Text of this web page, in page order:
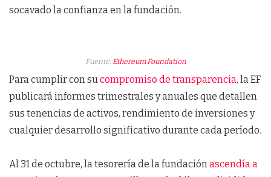
socavado la confianza en la fundación.
Fuente:Ethereum Foundation
Para cumplir con sucompromiso de transparencia, la EF
publicará informes trimestrales y anuales que detallen
sus tenencias de activos, rendimiento de inversiones y
cualquier desarrollo significativo durante cada período.
Al 31 de octubre, la tesorería de la fundaciónascendía a